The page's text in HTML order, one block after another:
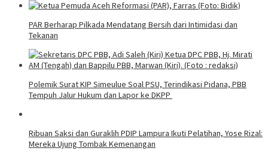
PAR Berharap Pilkada Mendatang Bersih dari Intimidasi dan
Tekanan
Polemik Surat KIP Simeulue Soal PSU, Terindikasi Pidana, PBB
Tempuh Jalur Hukum dan Lapor ke DKPP
Ribuan Saksi dan Guraklih PDIP Lampura Ikuti Pelatihan, Yose Rizal:
Mereka Ujung Tombak Kemenangan